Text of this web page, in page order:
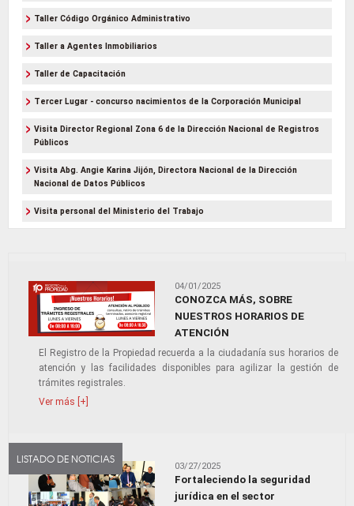
Taller Código Orgánico Administrativo
Taller a Agentes Inmobiliarios
Taller de Capacitación
Tercer Lugar - concurso nacimientos de la Corporación Municipal
Visita Director Regional Zona 6 de la Dirección Nacional de Registros
Públicos
Visita Abg. Angie Karina Jijón, Directora Nacional de la Dirección
Nacional de Datos Públicos
Visita personal del Ministerio del Trabajo
LISTADO DE NOTICIAS
04/01/2025
CONOZCA MÁS, SOBRE
NUESTROS HORARIOS DE
ATENCIÓN
El Registro de la Propiedad recuerda a la ciudadanía sus horarios de
atención y las facilidades disponibles para agilizar la gestión de
trámites registrales.
Ver más [+]
03/27/2025
Fortaleciendo la seguridad
jurídica en el sector